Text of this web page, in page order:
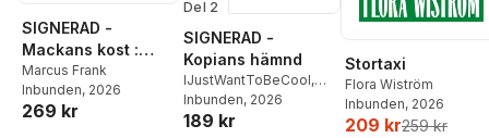
SIGNERAD -
Mackans kost :
Middagar och
matlådor
Marcus Frank
Inbunden, 2026
269 kr
Del 2
SIGNERAD -
Kopians hämnd
IJustWantToBeCool,
Joel Adolphson
Ejdemo Beer
Inbunden, 2026
189 kr
Stortaxi
Flora Wiström
Inbunden, 2026
209 kr259 kr